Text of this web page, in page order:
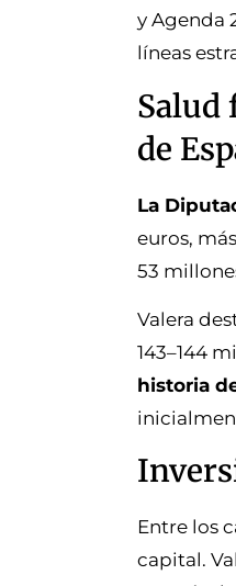
y Agenda
líneas
Salud
de
La
euros,
53
Valera
143–144
historia
Entre los
capital.